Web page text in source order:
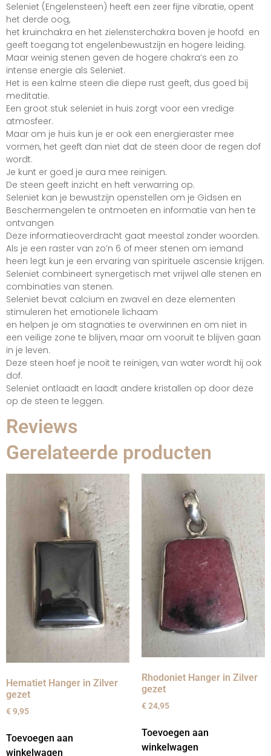
Seleniet (Engelensteen) heeft een zeer fijne vibratie, opent
het derde oog,
het kruinchakra en het zielensterchakra boven je hoofd en
geeft toegang tot engelenbewustzijn en hogere leiding.
Maar weinig stenen geven de hogere chakra’s een zo
intense energie als Seleniet.
Het is een kalme steen die diepe rust geeft, dus goed bij
meditatie.
Een groot stuk seleniet in huis zorgt voor een vredige
atmosfeer.
Maar om je huis kun je er ook een energieraster mee
vormen, het geeft dan niet dat de steen door de regen dof
wordt.
Je kunt er goed je aura mee reinigen.
De steen geeft inzicht en heft verwarring op.
Seleniet kan je bewustzijn openstellen om je Gidsen en
Beschermengelen te ontmoeten en informatie van hen te
ontvangen
Deze informatieoverdracht gaat meestal zonder woorden.
Als je een raster van zo’n 6 of meer stenen om iemand
heen legt kun je een ervaring van spirituele ascensie krijgen.
Seleniet combineert synergetisch met vrijwel alle stenen en
combinaties van stenen.
Seleniet bevat calcium en zwavel en deze elementen
stimuleren het emotionele lichaam
en helpen je om stagnaties te overwinnen en om niet in
een veilige zone te blijven, maar om vooruit te blijven gaan
in je leven.
Deze steen hoef je nooit te reinigen, van water wordt hij ook
dof.
Seleniet ontlaadt en laadt andere kristallen op door deze
op de steen te leggen.
Reviews
Gerelateerde producten
Hematiet Hanger in Zilver
gezet
€9,95
Toevoegen aan
winkelwagen
Rhodoniet Hanger in Zilver
gezet
€24,95
Toevoegen aan
winkelwagen